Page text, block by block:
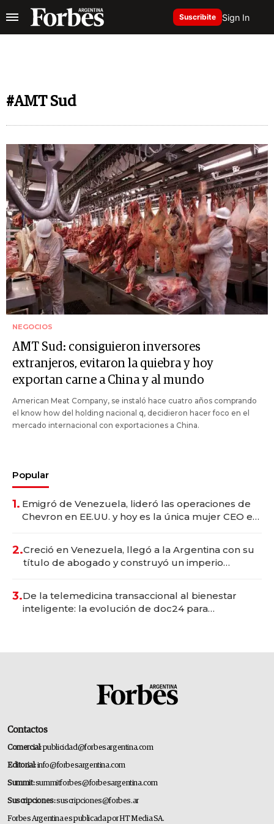
Suscribite Sign In
#AMT Sud
NEGOCIOS
AMT Sud: consiguieron inversores
extranjeros, evitaron la quiebra y hoy
exportan carne a China y al mundo
American Meat Company, se instaló hace cuatro años comprando
el know how del holding nacional q, decidieron hacer foco en el
mercado internacional con exportaciones a China.
Popular
1. Emigró de Venezuela, lideró las operaciones de
Chevron en EE.UU. y hoy es la única mujer CEO en
2.Creció en Venezuela, llegó a la Argentina con su
título de abogado y construyó un imperio
3.De la telemedicina transaccional al bienestar
inteligente: la evolución de doc24 para
Contactos
Comercial:publicidad@forbesargentina.com
Editorial:info@forbesargentina.com
Summit:summitforbes@forbesargentina.com
Suscripciones:suscripciones@forbes.ar
Forbes Argentina es publicada por HT Media SA.